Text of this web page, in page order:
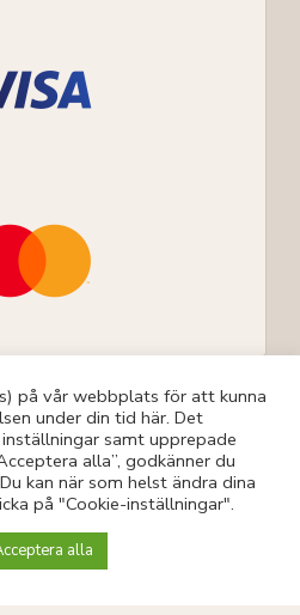
Botanik 2026
Byggd av ITConnect AB
på vår webbplats för att kunna
under din tid här. Det
samt upprepade
alla”, godkänner du
kan när som helst ändra dina
på "Cookie-inställningar".
alla